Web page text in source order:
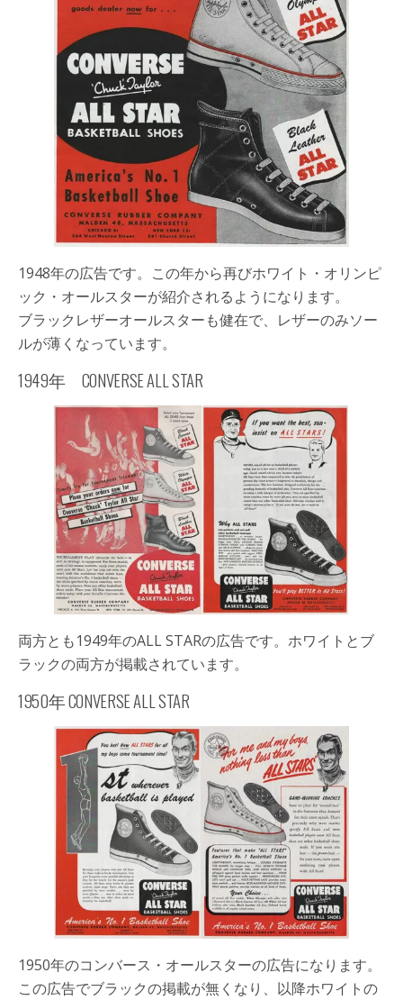
1948年の広告です。この年から再びホワイト・オリンピ
ック・オールスターが紹介されるようになります。
ブラックレザーオールスターも健在で、レザーのみソー
ルが薄くなっています。
1949年 CONVERSE ALL STAR
両方とも1949年のALL STARの広告です。ホワイトとブ
ラックの両方が掲載されています。
1950年 CONVERSE ALL STAR
1950年のコンバース・オールスターの広告になります。
この広告でブラックの掲載が無くなり、以降ホワイトの